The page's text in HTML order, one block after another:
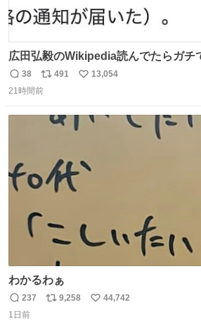
広田弘毅のWikipedia読んでたらガチ
あって辛い
返
信
38
リ
ポ
491
い
数
13,054
21時間前
わかるわぁ
返
信
237
リ
9,258
い
44,742
1日前